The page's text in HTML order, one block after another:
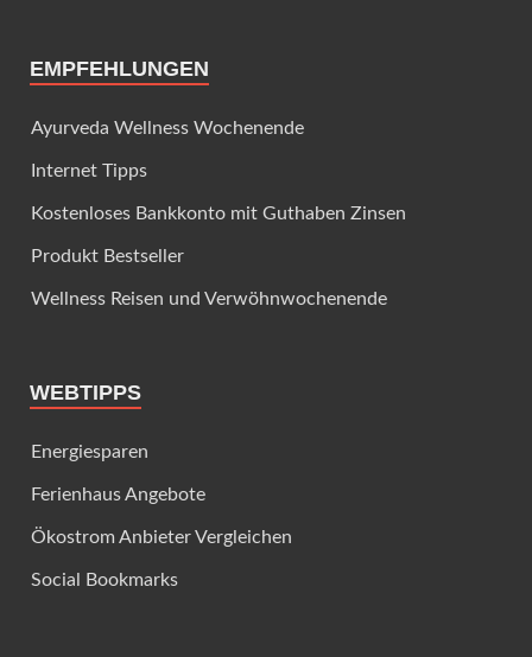
EMPFEHLUNGEN
Ayurveda Wellness Wochenende
Internet Tipps
Kostenloses Bankkonto mit Guthaben Zinsen
Produkt Bestseller
Wellness Reisen und Verwöhnwochenende
WEBTIPPS
Energiesparen
Ferienhaus Angebote
Ökostrom Anbieter Vergleichen
Social Bookmarks